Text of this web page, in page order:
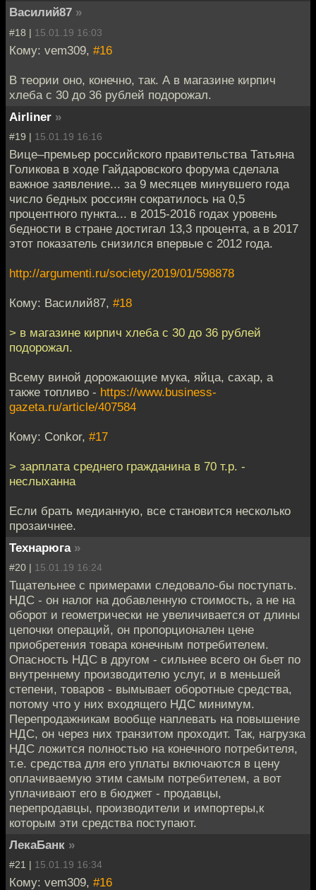
Василий87 »
#18 | 15.01.19 16:03
Кому: vem309, #16
В теории оно, конечно, так. А в магазине кирпич
хлеба с 30 до 36 рублей подорожал.
Airliner »
#19 | 15.01.19 16:16
Вице–премьер российского правительства Татьяна
Голикова в ходе Гайдаровского форума сделала
важное заявление... за 9 месяцев минувшего года
число бедных россиян сократилось на 0,5
процентного пункта... в 2015-2016 годах уровень
бедности в стране достигал 13,3 процента, а в 2017
этот показатель снизился впервые с 2012 года.
http://argumenti.ru/society/2019/01/598878
Кому: Василий87, #18
> в магазине кирпич хлеба с 30 до 36 рублей
подорожал.
Всему виной дорожающие мука, яйца, сахар, а
также топливо - https://www.business-
gazeta.ru/article/407584
Кому: Conkor, #17
> зарплата среднего гражданина в 70 т.р. -
неслыханна
Если брать медианную, все становится несколько
прозаичнее.
Технарюга »
#20 | 15.01.19 16:24
Тщательнее с примерами следовало-бы поступать.
НДС - он налог на добавленную стоимость, а не на
оборот и геометрически не увеличивается от длины
цепочки операций, он пропорционален цене
приобретения товара конечным потребителем.
Опасность НДС в другом - сильнее всего он бьет по
внутреннему производителю услуг, и в меньшей
степени, товаров - вымывает оборотные средства,
потому что у них входящего НДС минимум.
Перепродажникам вообще наплевать на повышение
НДС, он через них транзитом проходит. Так, нагрузка
НДС ложится полностью на конечного потребителя,
т.е. средства для его уплаты включаются в цену
оплачиваемую этим самым потребителем, а вот
уплачивают его в бюджет - продавцы,
перепродавцы, производители и импортеры,к
которым эти средства поступают.
ЛекаБанк »
#21 | 15.01.19 16:34
Кому: vem309, #16